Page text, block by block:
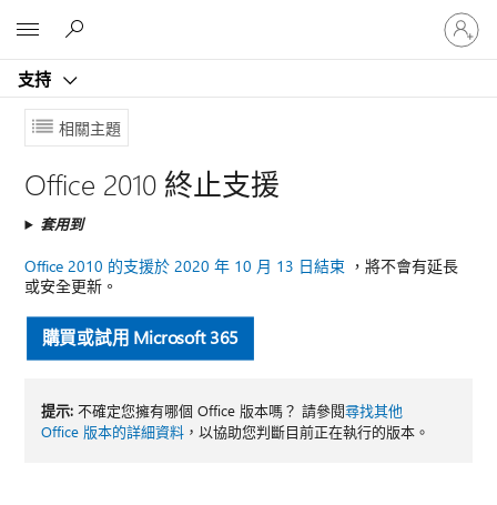
支持
登
入
您
相關主題
Office 2010 終止支援
套用到
Office 2010 的支援於 2020 年 10 月 13 日結束 ，將不會有延長
或安全更新。
購買或試用 Microsoft 365
提示: 不確定您擁有哪個 Office 版本嗎？ 請參閱尋找其他
Office 版本的詳細資料，以協助您判斷目前正在執行的版本。